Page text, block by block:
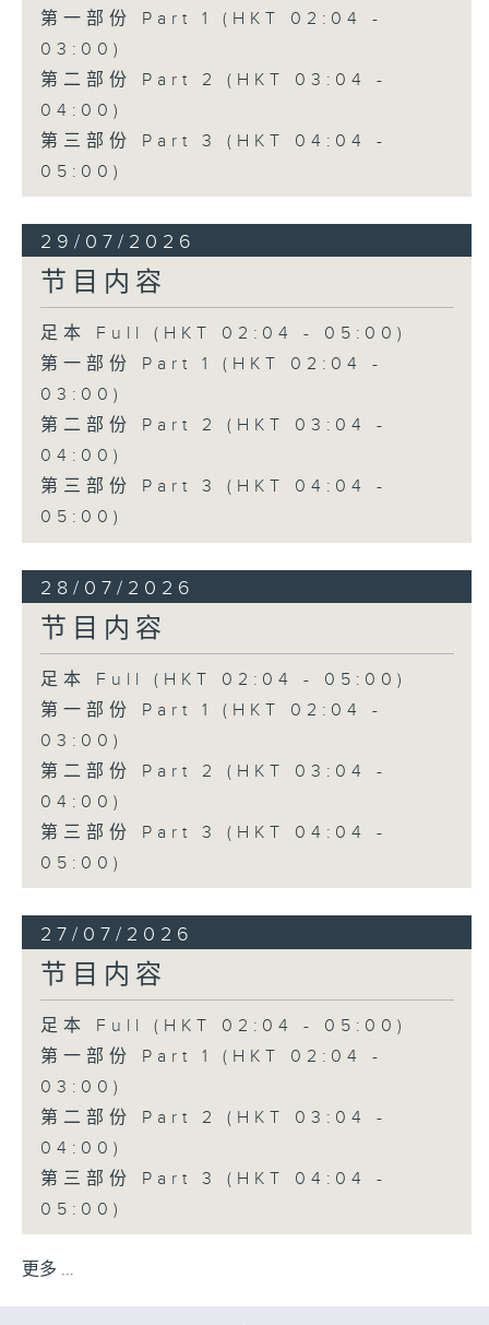
第一部份 Part 1 (HKT 02:04 -
03:00)
第二部份 Part 2 (HKT 03:04 -
04:00)
第三部份 Part 3 (HKT 04:04 -
05:00)
29/07/2026
节目内容
足本 Full (HKT 02:04 - 05:00)
第一部份 Part 1 (HKT 02:04 -
03:00)
第二部份 Part 2 (HKT 03:04 -
04:00)
第三部份 Part 3 (HKT 04:04 -
05:00)
28/07/2026
节目内容
足本 Full (HKT 02:04 - 05:00)
第一部份 Part 1 (HKT 02:04 -
03:00)
第二部份 Part 2 (HKT 03:04 -
04:00)
第三部份 Part 3 (HKT 04:04 -
05:00)
27/07/2026
节目内容
足本 Full (HKT 02:04 - 05:00)
第一部份 Part 1 (HKT 02:04 -
03:00)
第二部份 Part 2 (HKT 03:04 -
04:00)
第三部份 Part 3 (HKT 04:04 -
05:00)
更多 ...